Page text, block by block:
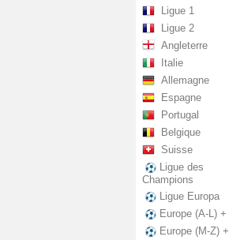
Ligue 1
Ligue 2
Angleterre
Italie
Allemagne
Espagne
Portugal
Belgique
Suisse
Ligue des
Champions
Ligue Europa
Europe (A-L) +
Europe (M-Z) +